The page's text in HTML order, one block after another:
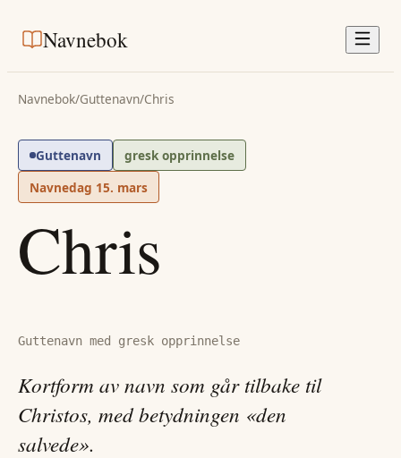
Navnebok
Navnebok/Guttenavn/Chris
Guttenavn
gresk opprinnelse
Navnedag 15. mars
Chris
Guttenavn med gresk opprinnelse
Kortform av navn som går tilbake til
Christos, med betydningen «den
salvede».